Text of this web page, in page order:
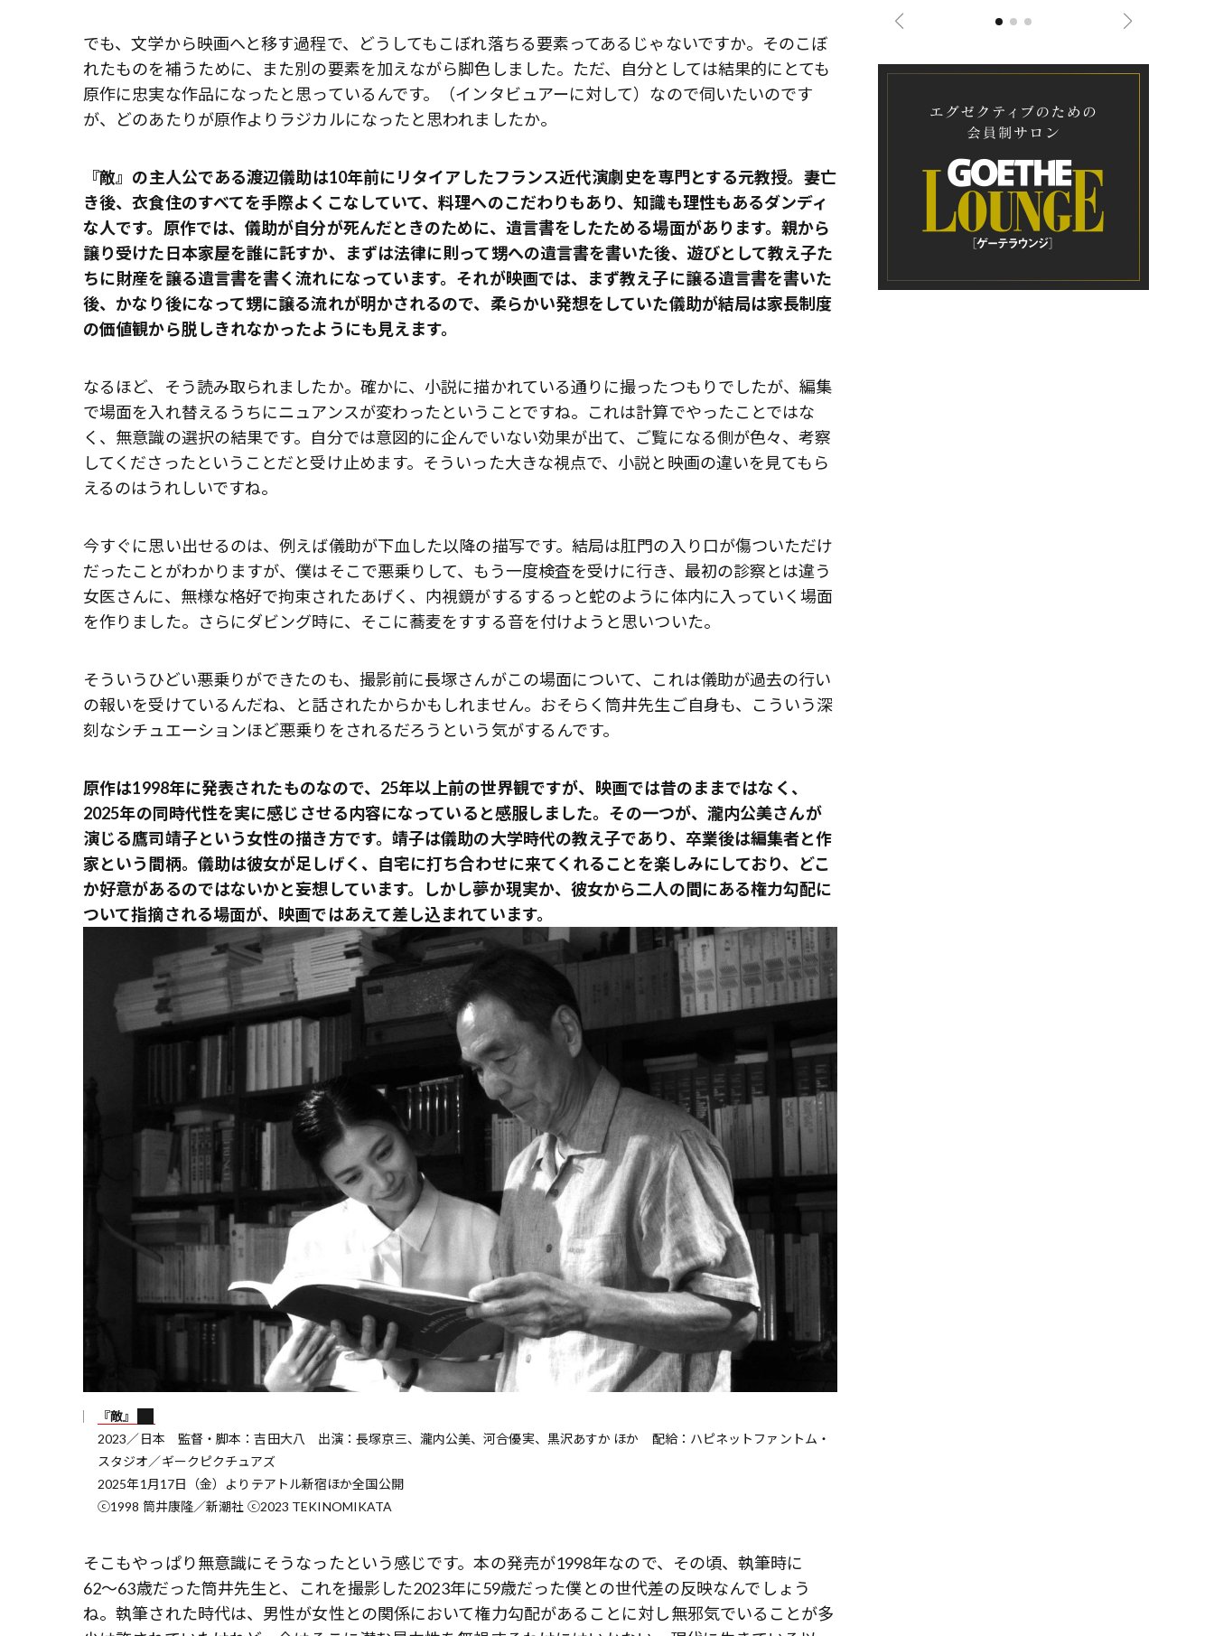
でも、文学から映画へと移す過程で、どうしてもこぼれ落ちる要素ってあるじゃないですか。そのこぼ
れたものを補うために、また別の要素を加えながら脚色しました。ただ、自分としては結果的にとても
原作に忠実な作品になったと思っているんです。（インタビュアーに対して）なので伺いたいのです
が、どのあたりが原作よりラジカルになったと思われましたか。
――『敵』の主人公である渡辺儀助は10年前にリタイアしたフランス近代演劇史を専門とする元教授。妻亡
き後、衣食住のすべてを手際よくこなしていて、料理へのこだわりもあり、知識も理性もあるダンディ
な人です。原作では、儀助が自分が死んだときのために、遺言書をしたためる場面があります。親から
譲り受けた日本家屋を誰に託すか、まずは法律に則って甥への遺言書を書いた後、遊びとして教え子た
ちに財産を譲る遺言書を書く流れになっています。それが映画では、まず教え子に譲る遺言書を書いた
後、かなり後になって甥に譲る流れが明かされるので、柔らかい発想をしていた儀助が結局は家長制度
の価値観から脱しきれなかったようにも見えます。
なるほど、そう読み取られましたか。確かに、小説に描かれている通りに撮ったつもりでしたが、編集
で場面を入れ替えるうちにニュアンスが変わったということですね。これは計算でやったことではな
く、無意識の選択の結果です。自分では意図的に企んでいない効果が出て、ご覧になる側が色々、考察
してくださったということだと受け止めます。そういった大きな視点で、小説と映画の違いを見てもら
えるのはうれしいですね。
今すぐに思い出せるのは、例えば儀助が下血した以降の描写です。結局は肛門の入り口が傷ついただけ
だったことがわかりますが、僕はそこで悪乗りして、もう一度検査を受けに行き、最初の診察とは違う
女医さんに、無様な格好で拘束されたあげく、内視鏡がするするっと蛇のように体内に入っていく場面
を作りました。さらにダビング時に、そこに蕎麦をすする音を付けようと思いついた。
そういうひどい悪乗りができたのも、撮影前に長塚さんがこの場面について、これは儀助が過去の行い
の報いを受けているんだね、と話されたからかもしれません。おそらく筒井先生ご自身も、こういう深
刻なシチュエーションほど悪乗りをされるだろうという気がするんです。
――原作は1998年に発表されたものなので、25年以上前の世界観ですが、映画では昔のままではなく、
2025年の同時代性を実に感じさせる内容になっていると感服しました。その一つが、瀧内公美さんが
演じる鷹司靖子という女性の描き方です。靖子は儀助の大学時代の教え子であり、卒業後は編集者と作
家という間柄。儀助は彼女が足しげく、自宅に打ち合わせに来てくれることを楽しみにしており、どこ
か好意があるのではないかと妄想しています。しかし夢か現実か、彼女から二人の間にある権力勾配に
ついて指摘される場面が、映画ではあえて差し込まれています。
『敵』
2023／日本 監督・脚本：吉田大八 出演：長塚京三、瀧内公美、河合優実、黒沢あすか ほか 配給：ハピネットファントム・
スタジオ／ギークピクチュアズ
2025年1月17日（金）よりテアトル新宿ほか全国公開
ⓒ1998 筒井康隆／新潮社 ⓒ2023 TEKINOMIKATA
そこもやっぱり無意識にそうなったという感じです。本の発売が1998年なので、その頃、執筆時に
62〜63歳だった筒井先生と、これを撮影した2023年に59歳だった僕との世代差の反映なんでしょう
ね。執筆された時代は、男性が女性との関係において権力勾配があることに対し無邪気でいることが多